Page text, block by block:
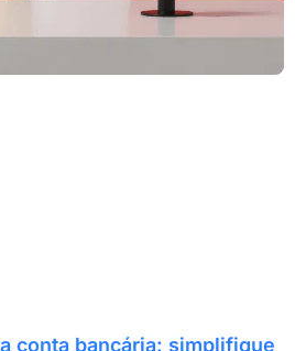
conta bancária: simplifique